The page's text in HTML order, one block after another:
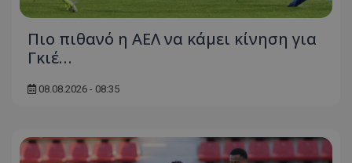
Πιο πιθανό η ΑΕΛ να κάμει κίνηση για
Γκιέ…
08.08.2026 - 08:35